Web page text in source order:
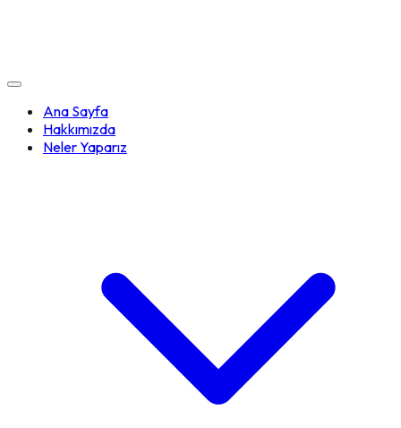
Ana Sayfa
Hakkımızda
Neler Yaparız